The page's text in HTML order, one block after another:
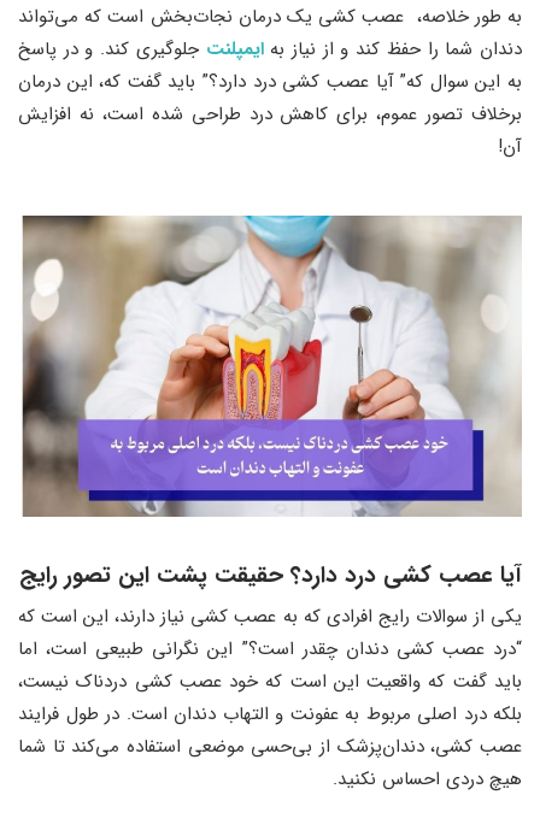
به طور خلاصه، عصب ‌کشی یک درمان نجات‌بخش است که می‌تواند
دندان شما را حفظ کند و از نیاز بهایمپلنت جلوگیری کند. و در پاسخ
به این سوال که” آیا عصب کشی درد دارد؟” باید گفت که، این درمان
برخلاف تصور عموم، برای کاهش درد طراحی شده است، نه افزایش
آن!
آیا عصب ‌کشی درد دارد؟ حقیقت پشت این تصور رایج
یکی از سوالات رایج افرادی که به عصب ‌کشی نیاز دارند، این است که
“درد عصب ‌کشی دندان چقدر است؟” این نگرانی طبیعی است، اما
باید گفت که واقعیت این است که خود عصب ‌کشی دردناک نیست،
بلکه درد اصلی مربوط به عفونت و التهاب دندان است. در طول فرایند
عصب ‌کشی، دندان‌پزشک از بی‌حسی موضعی استفاده می‌کند تا شما
هیچ دردی احساس نکنید.